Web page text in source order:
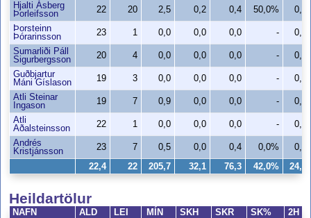
Heildartölur
NAFN ALD LEI MÍN SKH SKR SK%
2H
Hjalti Ásberg
Þorleifsson
22 20 2,5 0,2 0,4 50,0%
0,2
Þorsteinn
Þórarinsson
23 1 0,0 0,0 0,0 -
0,0
Sumarliði Páll
Sigurbergsson
20 4 0,0 0,0 0,0 -
0,0
Guðbjartur
Máni Gíslason
19 3 0,0 0,0 0,0 -
0,0
Atli Steinar
Ingason
19 7 0,9 0,0 0,0 -
0,0
Atli
Aðalsteinsson
22 1 0,0 0,0 0,0 -
0,0
Andrés
Kristjánsson
23 7 0,5 0,0 0,4 0,0% 0,0
22,4 22 205,7 32,1 76,3 42,0% 24,8